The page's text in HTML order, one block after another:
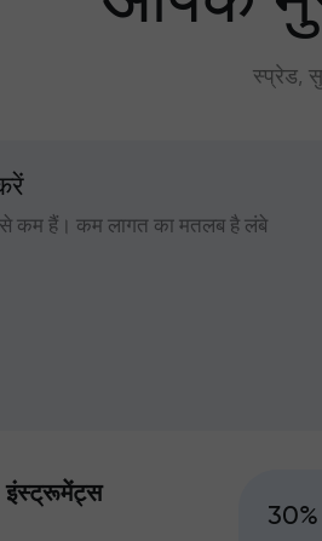
स्प्रेड,
कम हैं। कम लागत का मतलब है लंबे
इंस्ट्रूमेंट्स